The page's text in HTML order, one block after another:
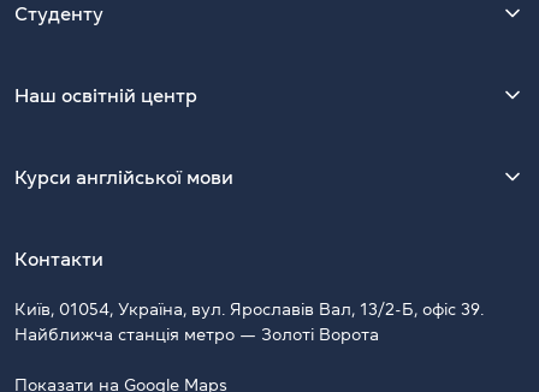
Студенту
Наш освітній центр
Курси англійської мови
Контакти
Київ, 01054, Україна, вул. Ярославів Вал, 13/2-Б, офіс 39.
Найближча станція метро — Золоті Ворота
Показати на Google Maps